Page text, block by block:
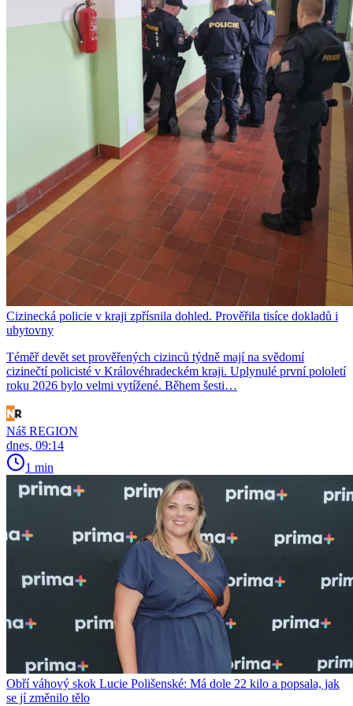
Cizinecká policie v kraji zpřísnila dohled. Prověřila tisíce dokladů i
ubytovny
Téměř devět set prověřených cizinců týdně mají na svědomí
cizinečtí policisté v Královéhradeckém kraji. Uplynulé první pololetí
roku 2026 bylo velmi vytížené. Během šesti…
Náš REGION
dnes, 09:14
1 min
Obří váhový skok Lucie Polišenské: Má dole 22 kilo a popsala, jak
se jí změnilo tělo